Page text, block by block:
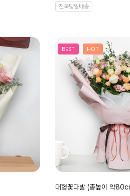
전국당일배송
BEST HOT
대형꽃다발 (총높이 약